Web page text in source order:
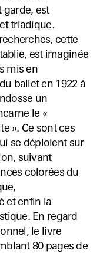
garde, est
triadique.
cette
est imaginée
mis en
ballet en 1922 à
un
le «
». Ce sont ces
se déploient sur
suivant
colorées du
et enfin la
En regard
le livre
80 pages de